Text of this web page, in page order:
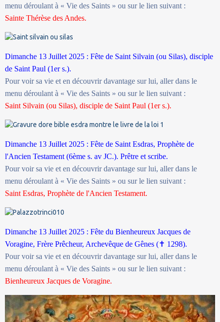
menu déroulant à « Vie des Saints » ou sur le lien suivant :
Sainte Thérèse des Andes.
Dimanche 13 Juillet 2025 : Fête de Saint Silvain (ou Silas), disciple
de Saint Paul (1er s.).
Pour voir sa vie et en découvrir davantage sur lui, aller dans le
menu déroulant à « Vie des Saints » ou sur le lien suivant :
Saint Silvain (ou Silas), disciple de Saint Paul (1er s.).
Dimanche 13 Juillet 2025 : Fête de Saint Esdras, Prophète de
l'Ancien Testament (6ème s. av JC.). Prêtre et scribe.
Pour voir sa vie et en découvrir davantage sur lui, aller dans le
menu déroulant à « Vie des Saints » ou sur le lien suivant :
Saint Esdras, Prophète de l'Ancien Testament.
Dimanche 13 Juillet 2025 : Fête du Bienheureux Jacques de
Voragine, Frère Prêcheur, Archevêque de Gênes (✝ 1298).
Pour voir sa vie et en découvrir davantage sur lui, aller dans le
menu déroulant à « Vie des Saints » ou sur le lien suivant :
Bienheureux Jacques de Voragine.